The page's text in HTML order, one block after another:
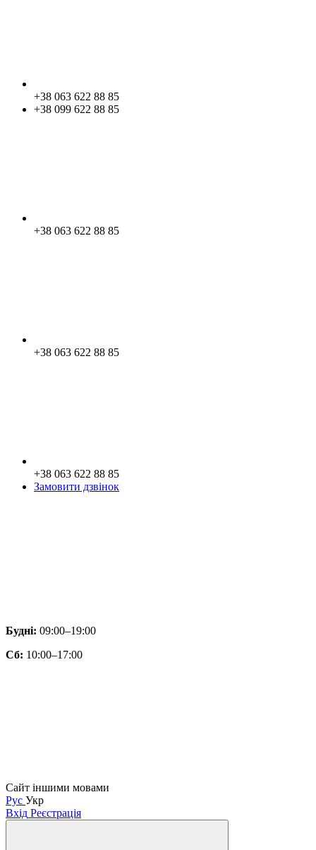
+38 063 622 88 85
+38 099 622 88 85
+38 063 622 88 85
+38 063 622 88 85
+38 063 622 88 85
Замовити дзвінок
Будні: 09:00–19:00
Сб: 10:00–17:00
Сайт іншими мовами
Рус Укр
Вхід Реєстрація